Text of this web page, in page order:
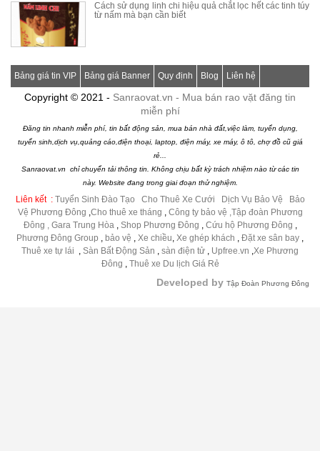
Cách sử dụng linh chi hiệu quả chắt lọc hết các tinh túy
từ nấm mà bạn cần biết
Bảng giá tin VIP Bảng giá Banner Quy định Blog Liên hệ
Copyright © 2021 - Sanraovat.vn - Mua bán rao vặt đăng tin
miễn phí
Đăng tin nhanh miễn phí, tin bất động sản, mua bán nhà đất,việc làm, tuyển dụng,
tuyển sinh,dịch vụ,quảng cáo,điện thoại, laptop, điện máy, xe máy, ô tô, chợ đồ cũ giá
rẻ...
Sanraovat.vn chỉ chuyển tải thông tin. Không chịu bất kỳ trách nhiệm nào từ các tin
này. Website đang trong giai đoạn thử nghiệm.
Liên kết : Tuyển Sinh Đào Tạo Cho Thuê Xe Cưới Dịch Vụ Bảo Vệ
Bảo
Vệ Phương Đông Cho thuê xe tháng Công ty bảo vệ ,Tập đoàn Phương
Đông ,
Gara Trung Hòa Shop Phương Đông Cứu hộ Phương Đông
Phương Đông Group
bảo vệ Xe chiều Xe ghép khách Đặt xe sân bay
Thuê xe tự lái
Sàn Bất Động Sản sàn điện tử Upfree.vn Xe Phương
Đông
Thuê xe Du lịch Giá Rẻ
Developed by Tập Đoàn Phương Đông